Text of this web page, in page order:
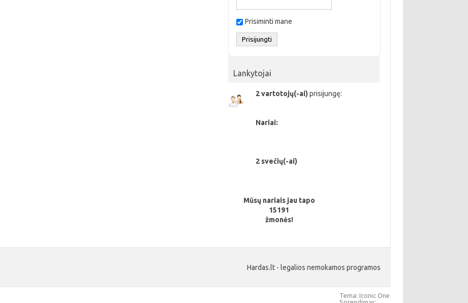
Prisiminti mane
Lankytojai
2 vartotojų(-ai) prisijungę:
Nariai:
2 svečių(-ai)
Mūsų nariais jau tapo
15191
žmonės!
Hardas.lt - legalios nemokamos programos
Tema: Iconic One